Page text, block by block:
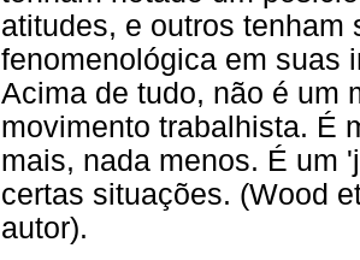
atitudes, e outros tenham
fenomenológica em suas
Acima de tudo, não é um
movimento trabalhista. É
mais, nada menos. É um
certas situações. (Wood
autor).